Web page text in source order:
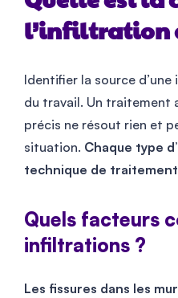
l’infiltration
Identifier la source
du travail. Un traitement
précis ne résout rien et
situation. Chaque type
technique de
Quels facteurs
infiltrations ?
Les fissures dans les